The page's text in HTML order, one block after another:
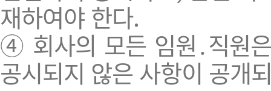
재하여야 한다.
④ 회사의 모든 임원․직원
공시되지 않은 사항이 공개